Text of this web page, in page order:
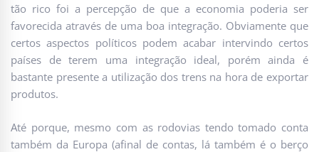
tão rico foi a percepção de que a economia poderia ser
favorecida através de uma boa integração. Obviamente que
certos aspectos políticos podem acabar intervindo certos
países de terem uma integração ideal, porém ainda é
bastante presente a utilização dos trens na hora de exportar
produtos.
Até porque, mesmo com as rodovias tendo tomado conta
também da Europa (afinal de contas, lá também é o berço